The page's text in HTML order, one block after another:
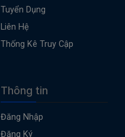
Tuyển Dụng
Liên Hệ
Thống Kê Truy Cập
Thông tin
Đăng Nhập
Đăng Ký